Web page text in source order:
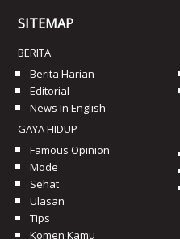
SITEMAP
BERITA
Berita Harian
Editorial
News In English
GAYA HIDUP
Famous Opinion
Mode
Sehat
Ulasan
Tips
Komen Kamu